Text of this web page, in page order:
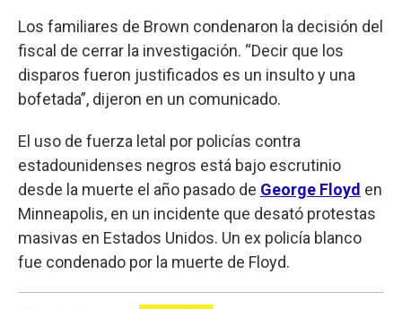
Los familiares de Brown condenaron la decisión del
fiscal de cerrar la investigación. “Decir que los
disparos fueron justificados es un insulto y una
bofetada”, dijeron en un comunicado.
El uso de fuerza letal por policías contra
estadounidenses negros está bajo escrutinio
desde la muerte el año pasado de George Floyd en
Minneapolis, en un incidente que desató protestas
masivas en Estados Unidos. Un ex policía blanco
fue condenado por la muerte de Floyd.